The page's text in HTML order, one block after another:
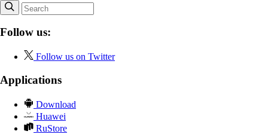
Follow us:
Follow us on Twitter
Applications
Download
Huawei
RuStore